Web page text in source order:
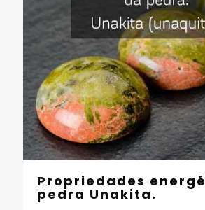
Propriedades
pedra Unakita.